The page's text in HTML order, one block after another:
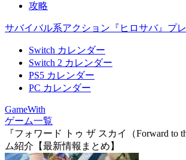
攻略
サバイバル系アクション『ヒロサバ』プ
Switch カレンダー
Switch 2 カレンダー
PS5 カレンダー
PC カレンダー
GameWith
ゲーム一覧
『フォワード トゥ ザ スカイ（Forward to
ム紹介【最新情報まとめ】